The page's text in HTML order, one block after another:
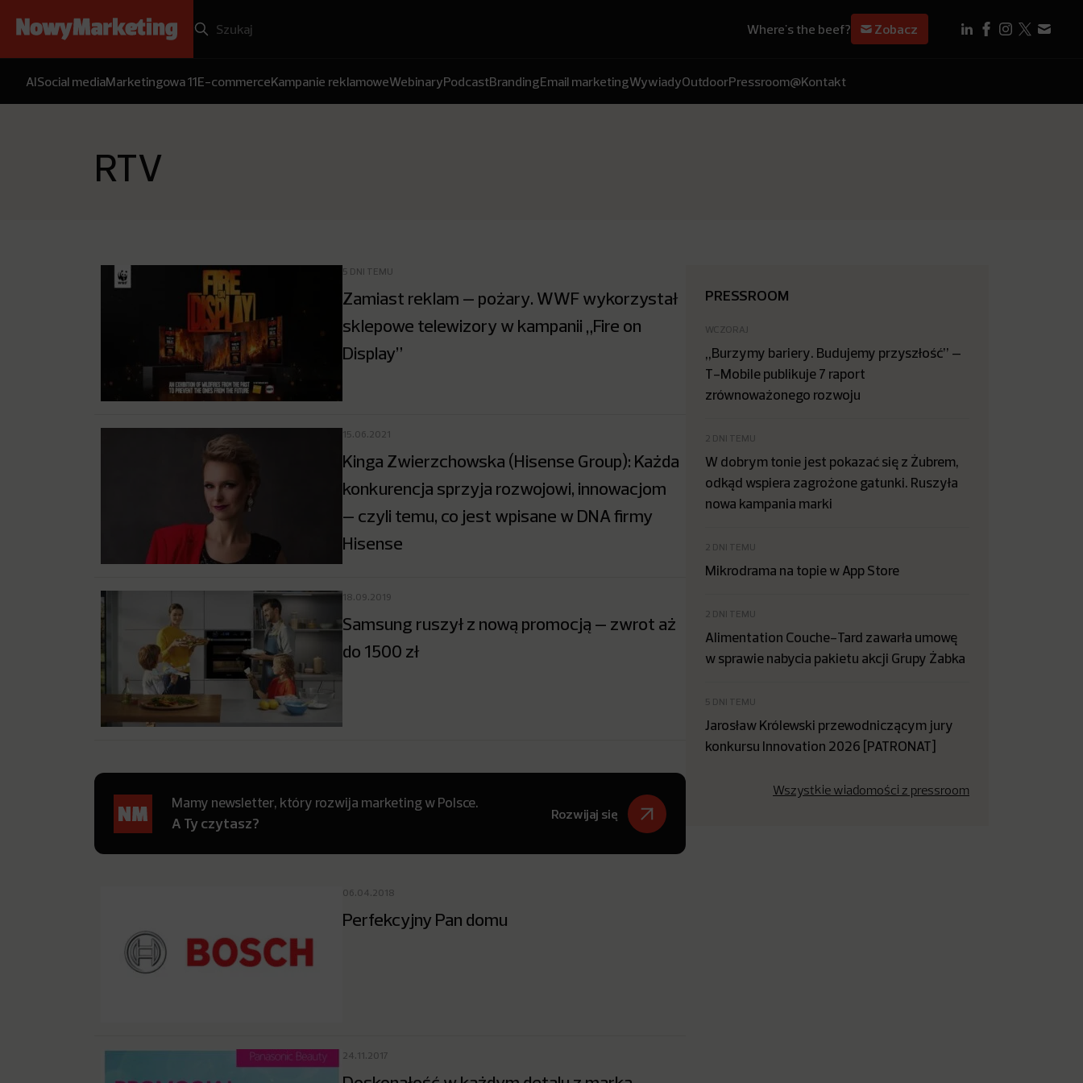
Where's the beef? Zobacz
AISocial mediaMarketingowa 11E-commerceKampanie reklamoweWebinaryPodcastBrandingEmail marketingWywiadyOutdoorPressroom@Kontakt
RTV
5 DNI TEMU
Zamiast reklam – pożary. WWF wykorzystał
sklepowe telewizory w kampanii „Fire on
Display”
15.06.2021
Kinga Zwierzchowska (Hisense Group): Każda
konkurencja sprzyja rozwojowi, innowacjom
– czyli temu, co jest wpisane w DNA firmy
Hisense
18.09.2019
Samsung ruszył z nową promocją – zwrot aż
do 1500 zł
Mamy newsletter, który rozwija marketing w Polsce.
A Ty czytasz?
Rozwijaj się
06.04.2018
Perfekcyjny Pan domu
24.11.2017
PRESSROOM
WCZORAJ
„Burzymy bariery. Budujemy przyszłość” –
T-Mobile publikuje 7 raport
zrównoważonego rozwoju
2 DNI TEMU
W dobrym tonie jest pokazać się z Żubrem,
odkąd wspiera zagrożone gatunki. Ruszyła
nowa kampania marki
2 DNI TEMU
Mikrodrama na topie w App Store
2 DNI TEMU
Alimentation Couche-Tard zawarła umowę
w sprawie nabycia pakietu akcji Grupy Żabka
5 DNI TEMU
Jarosław Królewski przewodniczącym jury
konkursu Innovation 2026 [PATRONAT]
Wszystkie wiadomości z pressroom